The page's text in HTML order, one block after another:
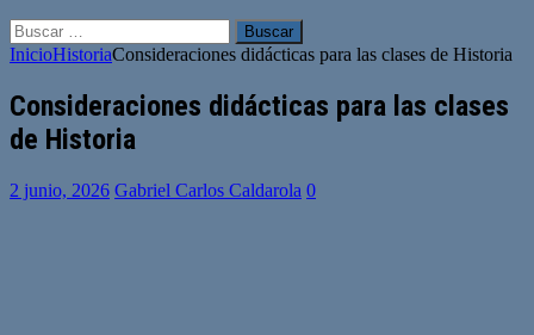
Buscar:
InicioHistoriaConsideraciones didácticas para las clases de Historia
Consideraciones didácticas para las clases
de Historia
2 junio, 2026 Gabriel Carlos Caldarola 0